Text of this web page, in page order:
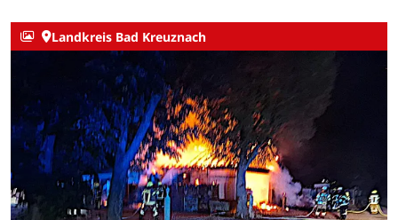
Landkreis Bad Kreuznach